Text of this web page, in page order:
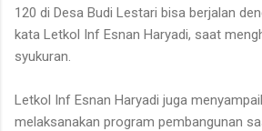
120 di Desa Budi Lestari bisa berjalan
kata Letkol Inf Esnan Haryadi, saat
syukuran.
Letkol Inf Esnan Haryadi juga
melaksanakan program pembangunan